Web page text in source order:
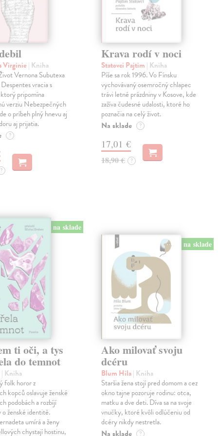
Virginie | Kniha
Vernona Subutexa
vracia s
pripomína
verziu Nebezpečných
o príbeh plný hnevu aj
aj prijatia.
?
?
Krava rodí v noci
Statovci Pajtim | Kniha
Píše sa rok 1996. Vo Fínsku
vychovávaný osemročný chlapec
trávi letné prázdniny v Kosove, kde
zažíva čudesné udalosti, ktoré ho
poznačia na celý život.
Na sklade ?
17,01 €
18,90 € ?
na sklade
ti oči, a tys
do temnot
| Kniha
folk horor z
kopců oslavuje ženské
podobách a rozbíjí
ženské identitě.
umírá a ženy
chystají hostinu,
na sklade
Ako milovať svoju
dcéru
Blum Hila| Kniha
Staršia žena stojí pred domom a cez
okno tajne pozoruje rodinu: otca,
matku a dve deti. Díva sa na svoje
vnučky, ktoré kvôli odlúčeniu od
dcéry nikdy nestretla.
Na sklade ?